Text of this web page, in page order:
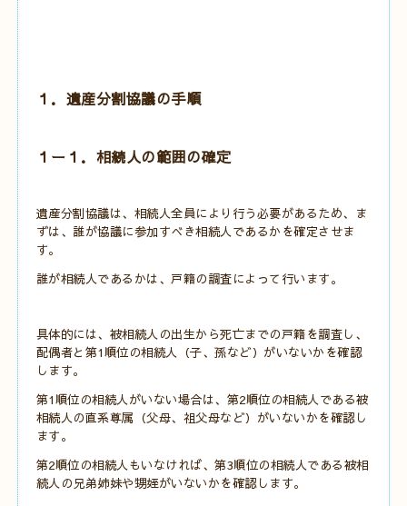
１．遺産分割協議の手順
１ー１．相続人の範囲の確定
遺産分割協議は、相続人全員により行う必要があるため、ま
ずは、誰が協議に参加すべき相続人であるかを確定させま
す。
誰が相続人であるかは、戸籍の調査によって行います。
具体的には、被相続人の出生から死亡までの戸籍を調査し、
配偶者と第1順位の相続人（子、孫など）がいないかを確認
します。
第1順位の相続人がいない場合は、第2順位の相続人である被
相続人の直系尊属（父母、祖父母など）がいないかを確認し
ます。
第2順位の相続人もいなければ、第3順位の相続人である被相
続人の兄弟姉妹や甥姪がいないかを確認します。